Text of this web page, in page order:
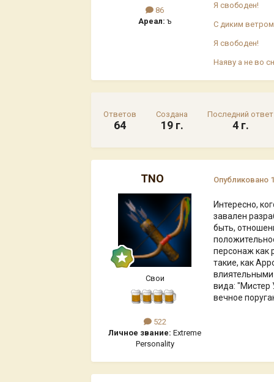
86
Ареал: ъ
Я свободен!
С диким
Я свободен!
Наяву а не во
Ответов
64
Создана
19 г.
Последний ответ
4 г.
TNO
Свои
522
Личное звание: Extreme
Personality
Опубликовано
Интересно,
завален
быть,
персонаж как
такие, как
вида: "Мистер
вечное